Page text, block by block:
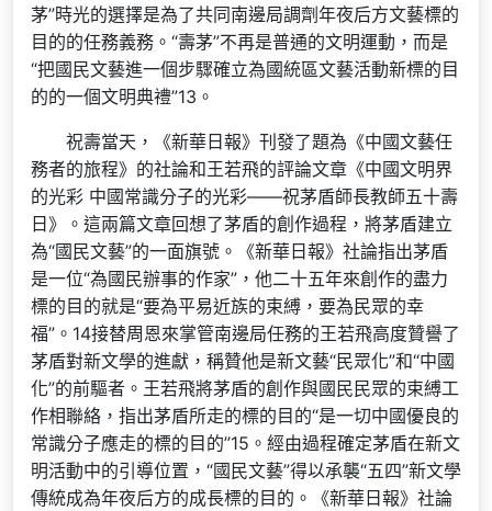
茅”時光的選擇是為了共同南邊局調劑年夜后方文藝標的
目的的任務義務。“壽茅”不再是普通的文明運動，而是
“把國民文藝進一個步驟確立為國統區文藝活動新標的目
的的一個文明典禮”13。
祝壽當天，《新華日報》刊發了題為《中國文藝任
務者的旅程》的社論和王若飛的評論文章《中國文明界
的光彩 中國常識分子的光彩——祝茅盾師長教師五十壽
日》。這兩篇文章回想了茅盾的創作過程，將茅盾建立
為“國民文藝”的一面旗號。《新華日報》社論指出茅盾
是一位“為國民辦事的作家”，他二十五年來創作的盡力
標的目的就是“要為平易近族的束縛，要為民眾的幸
福”。14接替周恩來掌管南邊局任務的王若飛高度贊譽了
茅盾對新文學的進獻，稱贊他是新文藝“民眾化”和“中國
化”的前驅者。王若飛將茅盾的創作與國民民眾的束縛工
作相聯絡，指出茅盾所走的標的目的“是一切中國優良的
常識分子應走的標的目的”15。經由過程確定茅盾在新文
明活動中的引導位置，“國民文藝”得以承襲“五四”新文學
傳統成為年夜后方的成長標的目的。《新華日報》社論